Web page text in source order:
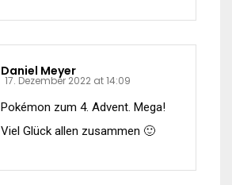
Daniel Meyer
17. Dezember 2022 at 14:09
Pokémon zum 4. Advent. Mega!
Viel Glück allen zusammen 🙂